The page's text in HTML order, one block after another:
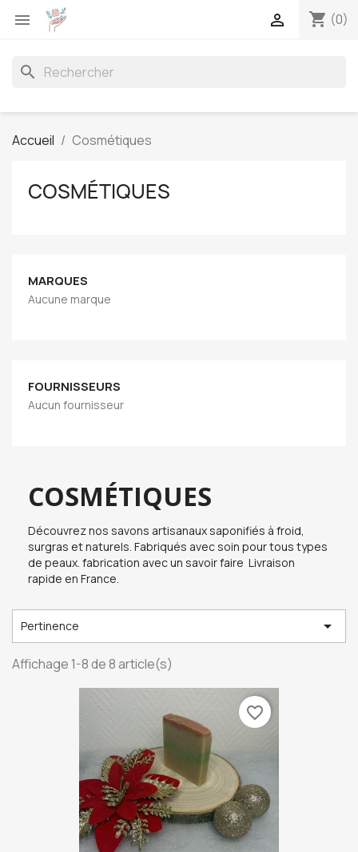
 shopping_cart (0)

search
Accueil Cosmétiques
COSMÉTIQUES
MARQUES
Aucune marque
FOURNISSEURS
Aucun fournisseur
COSMÉTIQUES
Découvrez nos savons artisanaux saponifiés à froid,
surgras et naturels. Fabriqués avec soin pour tous types
de peaux. fabrication avec un savoir faire Livraison
rapide en France.
Pertinence 
Affichage 1-8 de 8 article(s)
favorite_border